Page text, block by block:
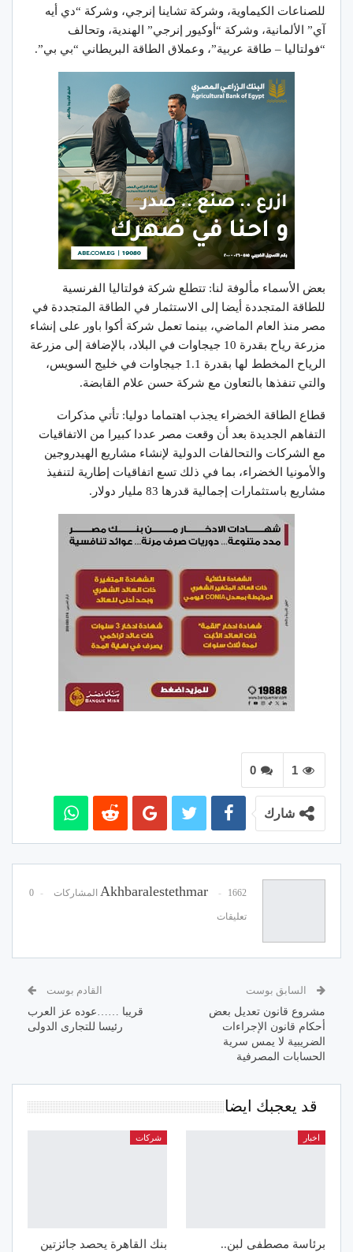
للصناعات الكيماوية، وشركة تشاينا إنرجي، وشركة “دي أيه
آي” الألمانية، وشركة “أوكيور إنرجي” الهندية، وتحالف
“فولتاليا – طاقة عربية”، وعملاق الطاقة البريطاني “بي بي”.
بعض الأسماء مألوفة لنا: تتطلع شركة فولتاليا الفرنسية
للطاقة المتجددة أيضا إلى الاستثمار في الطاقة المتجددة في
مصر منذ العام الماضي، بينما تعمل شركة أكوا باور على إنشاء
مزرعة رياح بقدرة 10 جيجاوات في البلاد، بالإضافة إلى مزرعة
الرياح المخطط لها بقدرة 1.1 جيجاوات في خليج السويس،
والتي تنفذها بالتعاون مع شركة حسن علام القابضة.
قطاع الطاقة الخضراء يجذب اهتماما دوليا: تأتي مذكرات
التفاهم الجديدة بعد أن وقعت مصر عددا كبيرا من الاتفاقيات
مع الشركات والتحالفات الدولية لإنشاء مشاريع الهيدروجين
والأمونيا الخضراء، بما في ذلك تسع اتفاقيات إطارية لتنفيذ
مشاريع باستثمارات إجمالية قدرها 83 مليار دولار.
0 1
شارك
Akhbaralestethmar 1662 المشاركات 0
تعليقات
السابق بوست
مشروع قانون تعديل بعض
أحكام قانون الإجراءات
الضريبية لا يمس سرية
الحسابات المصرفية
القادم بوست
قريبا ……عوده عز العرب
رئيسا للتجارى الدولى
قد يعجبك ايضا
اخبار
برئاسة مصطفى لبن..
شركات
بنك القاهرة يحصد جائزتين